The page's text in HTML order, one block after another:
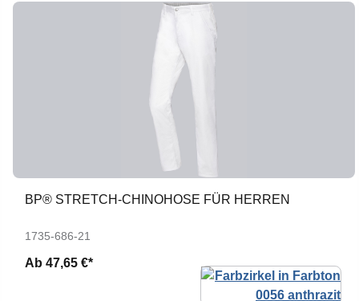
BP® STRETCH-CHINOHOSE FÜR HERREN
1735-686-21
Ab 47,65 €*